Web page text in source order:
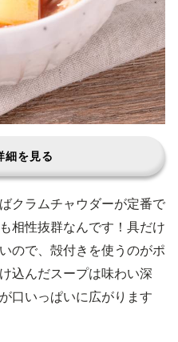
細を見る
クラムチャウダーが定番で
相性抜群なんです！具だけ
ので、殻付きを使うのがポ
込んだスープは味わい深
口いっぱいに広がります